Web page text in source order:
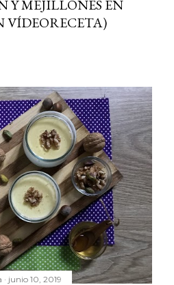
Y MEJILLONES EN
VÍDEORECETA)
junio 10, 2019